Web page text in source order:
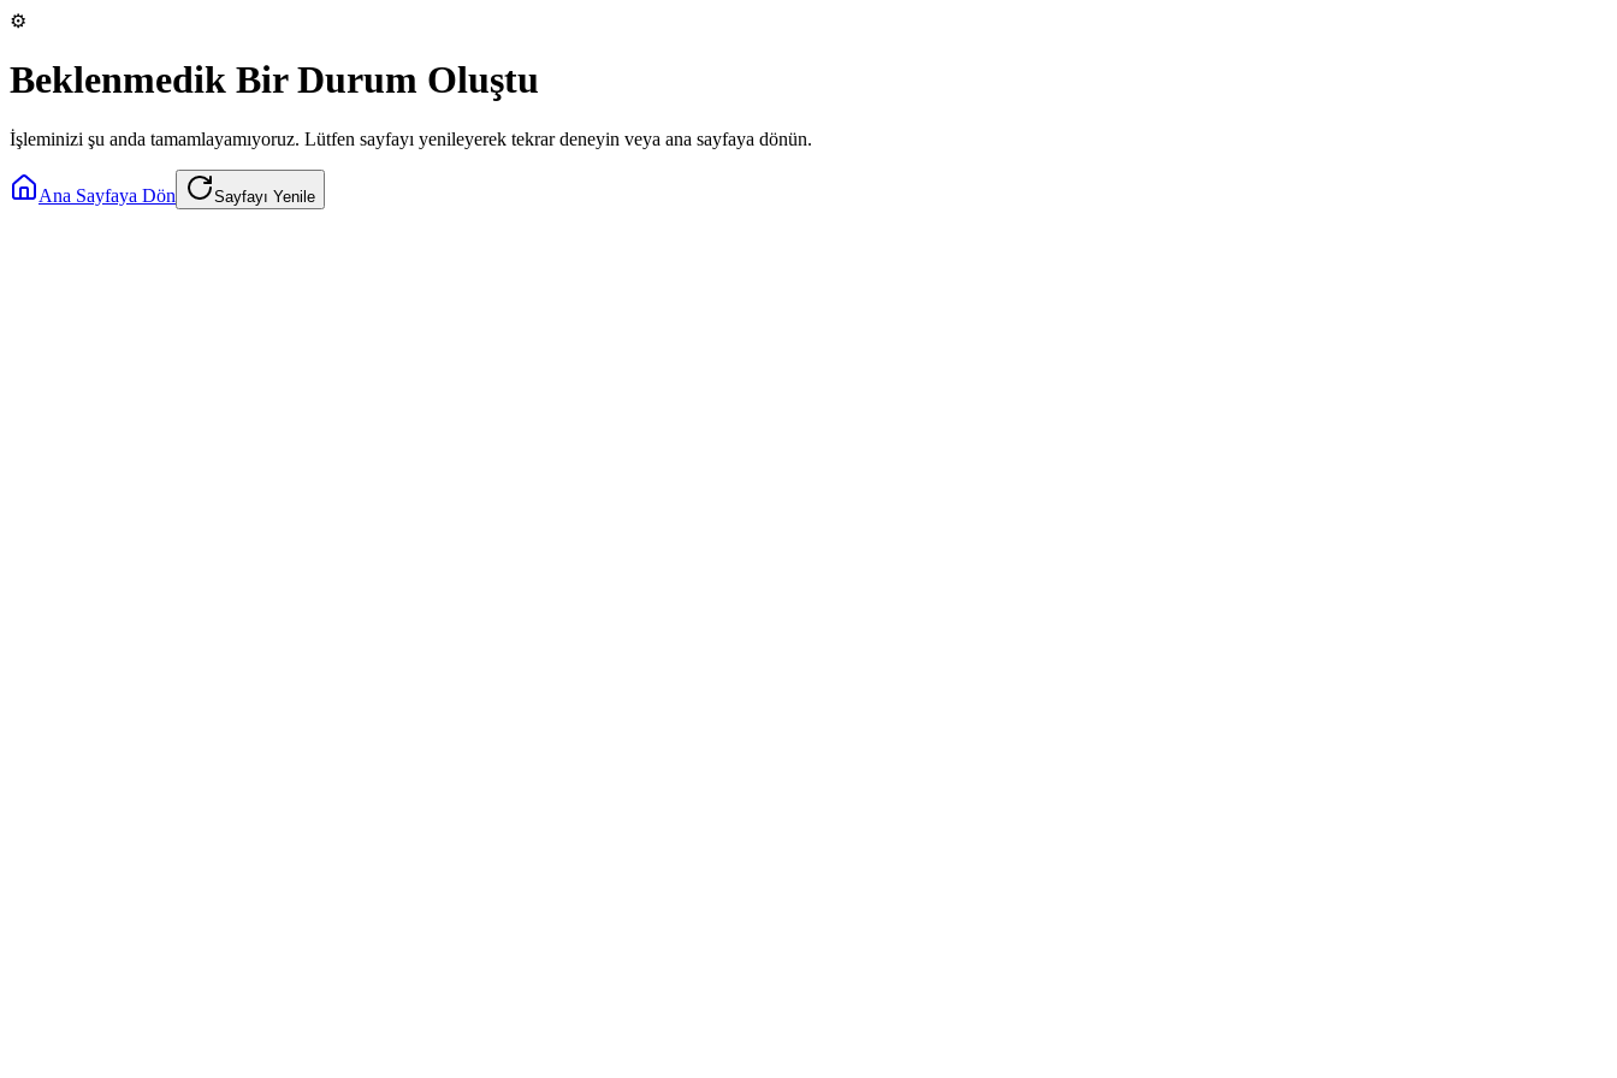
⚙️
Beklenmedik Bir Durum Oluştu
İşleminizi şu anda tamamlayamıyoruz. Lütfen sayfayı yenileyerek tekrar deneyin veya ana sayfaya dönün.
Ana Sayfaya Dön Sayfayı Yenile